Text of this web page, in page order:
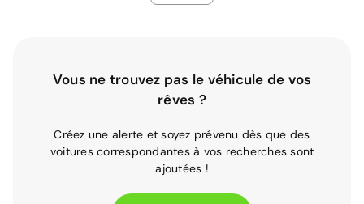
Vous ne trouvez pas le véhicule de vos
rêves ?
Créez une alerte et soyez prévenu dès que des
voitures correspondantes à vos recherches sont
ajoutées !